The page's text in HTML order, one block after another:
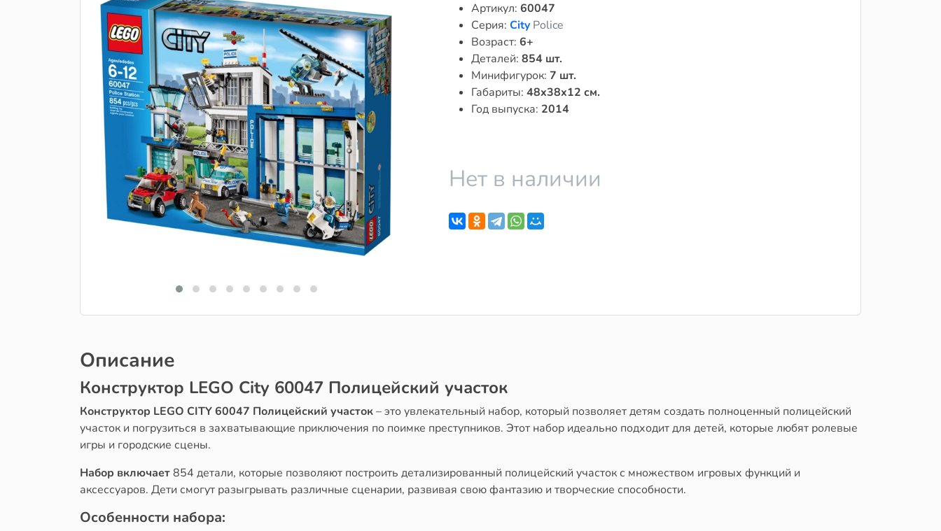
Артикул: 60047
Серия: City Police
Возраст: 6+
Деталей: 854 шт.
Минифигурок: 7 шт.
Габариты: 48x38x12 см.
Год выпуска: 2014
Нет в наличии
Описание
Конструктор LEGO City 60047 Полицейский участок
Конструктор LEGO CITY 60047 Полицейский участок– это увлекательный набор, который позволяет детям создать полноценный полицейский
участок и погрузиться в захватывающие приключения по поимке преступников. Этот набор идеально подходит для детей, которые любят ролевые
игры и городские сцены.
Набор включает854 детали, которые позволяют построить детализированный полицейский участок с множеством игровых функций и
аксессуаров. Дети смогут разыгрывать различные сценарии, развивая свою фантазию и творческие способности.
Особенности набора: